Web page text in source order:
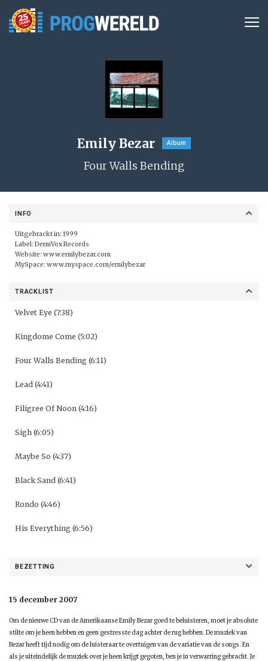
Emily Bezar Album
Four Walls Bending
INFO
Uitgebrackt in: 1999
Label: DemiVox Records
Website: www.emilybezar.com
MySpace: www.myspace.com/emilybezar
TRACKLIST
Velvet Eye (7:38)
Kingdome Come (5:02)
Four Walls Bending (6:11)
Lead (4:41)
Filigree Of Noon (4:16)
Sigh (6:05)
Maybe So (4:37)
Black Sand (6:41)
Rondo (4:46)
His Everything (6:56)
BEZETTING
15 december 2007
Om de nieuwe CD van de Amerikaanse Emily Bezar goed te beluisteren, moet je absolute
stilte om je heen hebben en geen gestresste dag achter de rug hebben. De muziek van
Bezar heeft tijd nodig om de luisteraar te overtuigen van de variatie van de songs. En
als je uiteindelijk de muziek over je heen krijgt gegoten, ben je in verwarring gebracht. Je